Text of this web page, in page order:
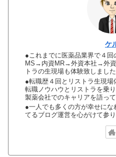
ケ
●これまでに医薬品業界で４回
MS→内資MR→外資本社→外
トラの生現場も体験致しました
●転職歴４回とリストラ生現
転職ノウハウとリストラを乗
製薬会社でのキャリアを語って
●一人でも多くの方が幸せに
てるブログ運営を心がけて参り